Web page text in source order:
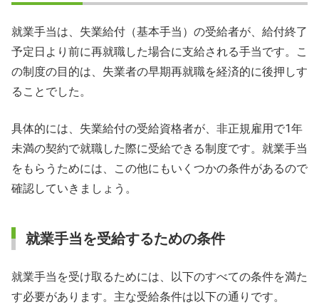
就業手当は、失業給付（基本手当）の受給者が、給付終了
予定日より前に再就職した場合に支給される手当です。こ
の制度の目的は、失業者の早期再就職を経済的に後押しす
ることでした。
具体的には、失業給付の受給資格者が、非正規雇用で1年
未満の契約で就職した際に受給できる制度です。就業手当
をもらうためには、この他にもいくつかの条件があるので
確認していきましょう。
就業手当を受給するための条件
就業手当を受け取るためには、以下のすべての条件を満た
す必要があります。主な受給条件は以下の通りです。